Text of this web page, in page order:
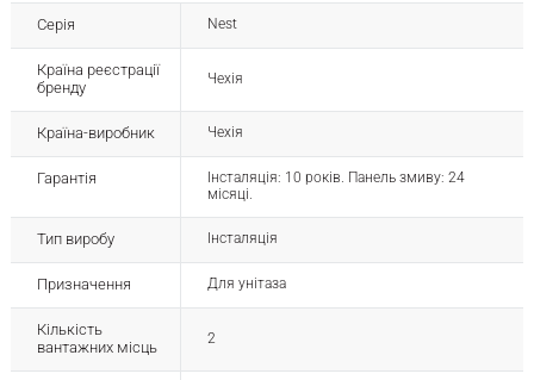
Серія Nest
Країна реєстрації
бренду
Чехія
Країна-виробник Чехія
Гарантія
Інсталяція: 10 років. Панель змиву: 24
місяці.
Тип виробу Інсталяція
Призначення Для унітаза
Кількість
вантажних місць
2